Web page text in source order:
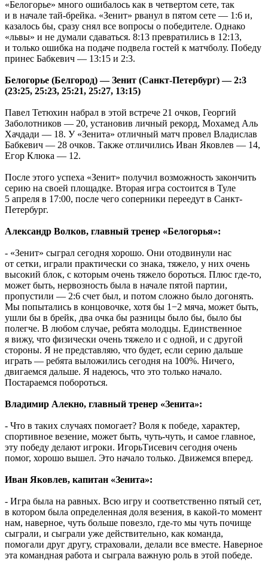
«Белогорье» много ошибалось как в четвертом сете, так
и в начале тай-брейка. «Зенит» рванул в пятом сете — 1:6 и,
казалось бы, сразу снял все вопросы о победителе. Однако
«львы» и не думали сдаваться. 8:13 превратились в 12:13,
и только ошибка на подаче подвела гостей к матчболу. Победу
принес Бабкевич — 13:15 и 2:3.
Белогорье (Белгород) — Зенит (Санкт-Петербург) — 2:3
(23:25, 25:23, 25:21, 25:27, 13:15)
Павел Тетюхин набрал в этой встрече 21 очков, Георгий
Заболотников — 20, установив личный рекорд, Мохамед Аль
Хачдади — 18. У «Зенита» отличный матч провел Владислав
Бабкевич — 28 очков. Также отличились Иван Яковлев — 14,
Егор Клюка — 12.
После этого успеха «Зенит» получил возможность закончить
серию на своей площадке. Вторая игра состоится в Туле
5 апреля в 17:00, после чего соперники переедут в Санкт-
Петербург.
Александр Волков, главный тренер «Белогорья»:
- «Зенит» сыграл сегодня хорошо. Они отодвинули нас
от сетки, играли практически со знака, тяжело, у них очень
высокий блок, с которым очень тяжело бороться. Плюс где-то,
может быть, нервозность была в начале пятой партии,
пропустили — 2:6 счет был, и потом сложно было догонять.
Мы попытались в концовочке, хотя бы 1−2 мяча, может быть,
ушли бы в брейк, два очка бы разницы было бы, было бы
полегче. В любом случае, ребята молодцы. Единственное
я вижу, что физически очень тяжело и с одной, и с другой
стороны. Я не представляю, что будет, если серию дальше
играть — ребята выложились сегодня на 100%. Ничего,
двигаемся дальше. Я надеюсь, что это только начало.
Постараемся побороться.
Владимир Алекно, главный тренер «Зенита»:
- Что в таких случаях помогает? Воля к победе, характер,
спортивное везение, может быть, чуть-чуть, и самое главное,
эту победу делают игроки. ИгорьТисевич сегодня очень
помог, хорошо вышел. Это начало только. Движемся вперед.
Иван Яковлев, капитан «Зенита»:
- Игра была на равных. Всю игру и соответственно пятый сет,
в котором была определенная доля везения, в какой-то момент
нам, наверное, чуть больше повезло, где-то мы чуть почище
сыграли, и сыграли уже действительно, как команда,
помогали друг другу, страховали, делали все вместе. Наверное
эта командная работа и сыграла важную роль в этой победе.